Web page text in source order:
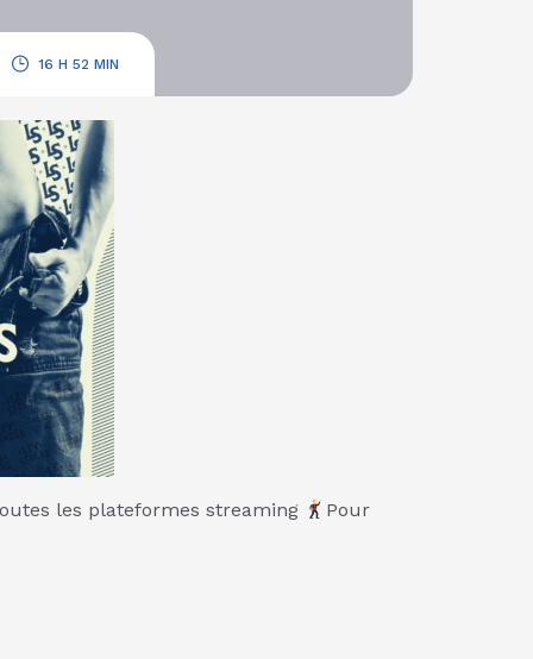
16 H 52 MIN
les plateformes streaming Pour